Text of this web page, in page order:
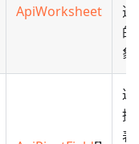
ApiWorksheet
透
的
象
返
据
表